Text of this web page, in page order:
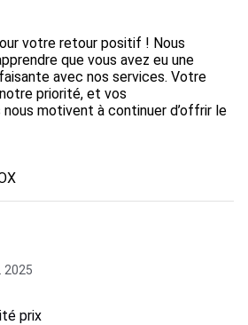
votre retour positif ! Nous
que vous avez eu une
avec nos services. Votre
priorité, et vos
motivent à continuer d’offrir le
2025
prix